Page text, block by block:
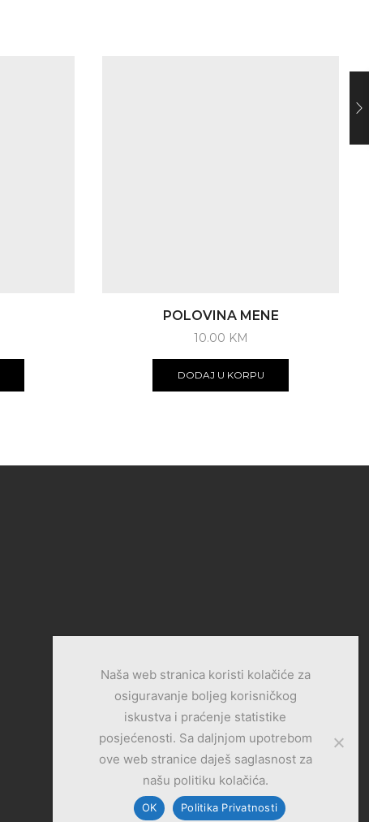
POLOVINA MENE
10.00 KM
DODAJ U KORPU
Naša web stranica koristi kolačiće za
osiguravanje boljeg korisničkog
iskustva i praćenje statistike
posjećenosti. Sa daljnjom upotrebom
ove web stranice daješ saglasnost za
našu politiku kolačića.
OK Politika Privatnosti